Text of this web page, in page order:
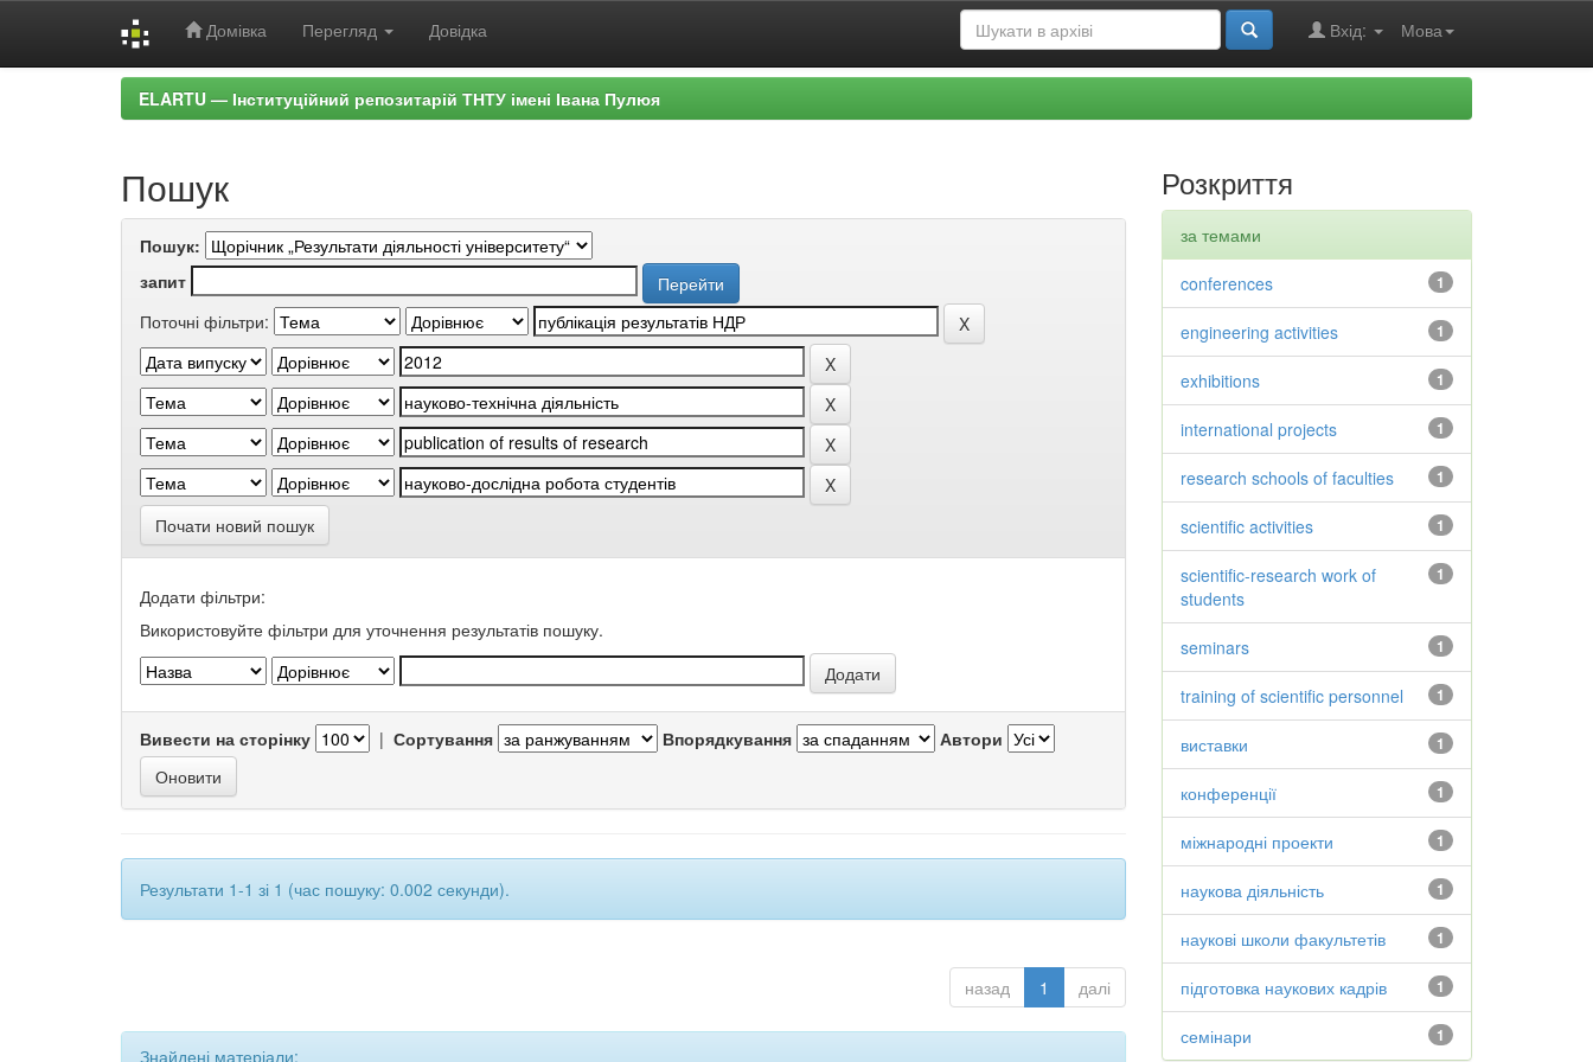
Домівка Перегляд Довідка Мова
Вхід:
ELARTU — Інституційний репозитарій ТНТУ імені Івана Пулюя
Пошук
Пошук:
запит
Поточні фільтри:
Почати новий пошук
Додати фільтри:
Використовуйте фільтри для уточнення результатів пошуку.
Вивести на сторінку | Сортування Впорядкування Автори
Результати 1-1 зі 1 (час пошуку: 0.002 секунди).
назад 1 далі
Знайдені матеріали:
Розкриття
за темами
1
conferences
1
engineering activities
1
exhibitions
1
international projects
1
research schools of faculties
1
scientific activities
1
scientific-research work of
students
1
seminars
1
training of scientific personnel
1
виставки
1
конференції
1
міжнародні проекти
1
наукова діяльність
1
наукові школи факультетів
1
підготовка наукових кадрів
1
семінари